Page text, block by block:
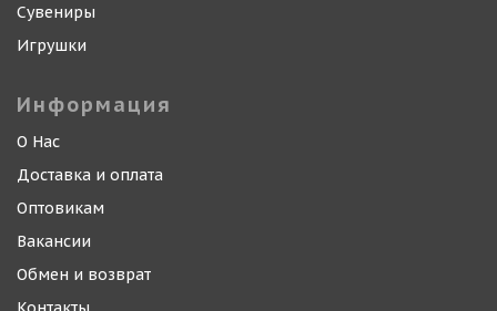
Сувениры
Игрушки
Информация
О Нас
Доставка и оплата
Оптовикам
Вакансии
Обмен и возврат